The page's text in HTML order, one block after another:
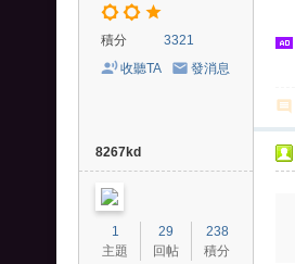
積分
3321
收聽TA
發消息
8267kd
1
主題
29
回帖
238
積分